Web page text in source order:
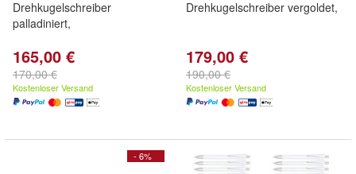
Drehkugelschreiber
palladiniert,
165,00 €
170,00 €
Kostenloser Versand
Drehkugelschreiber vergoldet,
179,00 €
190,00 €
Kostenloser Versand
- 6%